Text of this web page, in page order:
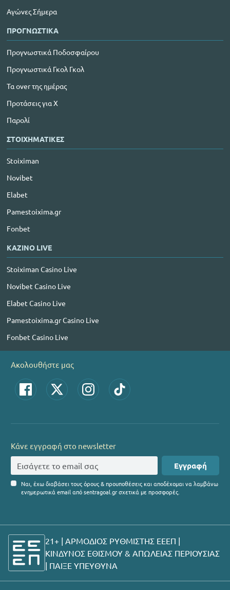
Αγώνες Σήμερα
ΠΡΟΓΝΩΣΤΙΚΑ
Προγνωστικά Ποδοσφαίρου
Προγνωστικά Γκολ Γκολ
Τα over της ημέρας
Προτάσεις για Χ
Παρολί
ΣΤΟΙΧΗΜΑΤΙΚΕΣ
Stoiximan
Novibet
Elabet
Pamestoixima.gr
Fonbet
ΚΑΖΙΝΟ LIVE
Stoiximan Casino Live
Novibet Casino Live
Elabet Casino Live
Pamestoixima.gr Casino Live
Fonbet Casino Live
Ακολουθήστε μας
Κάνε εγγραφή στο newsletter
Εγγραφή
Ναι, έχω διαβάσει τους όρους & προυποθέσεις και αποδέχομαι να λαμβάνω
ενημερωτικά email από sentragoal.gr σχετικά με προσφορές.
21+ | ΑΡΜΟΔΙΟΣ ΡΥΘΜΙΣΤΗΣ ΕΕΕΠ |
ΚΙΝΔΥΝΟΣ ΕΘΙΣΜΟΥ & ΑΠΩΛΕΙΑΣ ΠΕΡΙΟΥΣΙΑΣ
| ΠΑΙΞΕ ΥΠΕΥΘΥΝΑ